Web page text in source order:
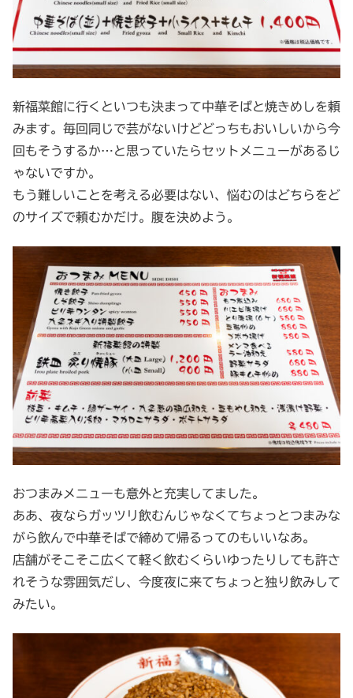
新福菜館に行くといつも決まって中華そばと焼きめしを頼
みます。毎回同じで芸がないけどどっちもおいしいから今
回もそうするか…と思っていたらセットメニューがあるじ
ゃないですか。
もう難しいことを考える必要はない、悩むのはどちらをど
のサイズで頼むかだけ。腹を決めよう。
おつまみメニューも意外と充実してました。
ああ、夜ならガッツリ飲むんじゃなくてちょっとつまみな
がら飲んで中華そばで締めて帰るってのもいいなあ。
店舗がそこそこ広くて軽く飲むくらいゆったりしても許さ
れそうな雰囲気だし、今度夜に来てちょっと独り飲みして
みたい。